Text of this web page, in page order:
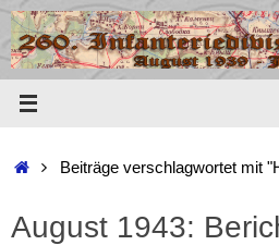
Zum
Inhalt
springen
StartBeiträge verschlagwortet mit
August 1943: